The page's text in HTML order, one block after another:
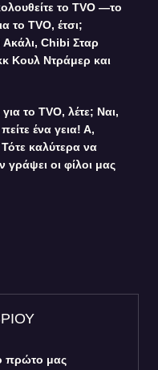
το TVO —το
το TVO, έτσι;
Ακάλι, Chibi Σταρ
Κουλ Ντράμερ και
το TVO, λέτε; Ναι,
ένα γεια! Α,
καλύτερα να
γράψει οι φίλοι μας
πρώτο μας